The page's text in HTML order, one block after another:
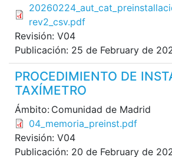
File
rev2_csv.pdf
Revisión: V04
Publicación: 25 de February de
PROCEDIMIENTO DE
TAXÍMETRO
Ámbito: Comunidad de Madrid
File04_memoria_preinst.pdf
Revisión: V04
Publicación: 20 de February de